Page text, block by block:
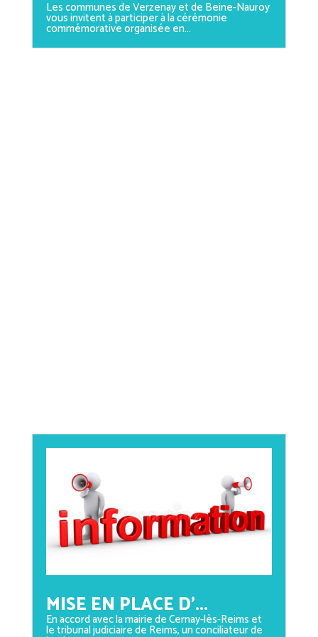
Les communes de Verzenay et de Beine-Nauroy
vous invitent à participer à la cérémonie
commémorative organisée en...
MISE EN PLACE D’...
En accord avec la mairie de Cernay-lès-Reims et
le tribunal judiciaire de Reims, un conciliateur de